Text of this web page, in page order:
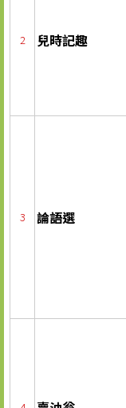
2 兒時記趣
3 論語選